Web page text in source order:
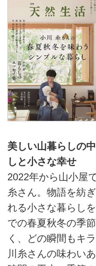
美しい山暮らしの
しと小さな幸せ
2022年から山小屋
糸さん。物語を紡
れる小さな暮らし
での春夏秋冬の季
く、どの瞬間もキ
川糸さんの味わい